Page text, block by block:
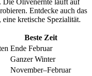
Die Olivenernte läuft auf
Entdecke auch das
kretische Spezialität.
Beste Zeit
Ende Februar
Ganzer Winter
November–Februar